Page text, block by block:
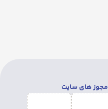
مجوز های سایت